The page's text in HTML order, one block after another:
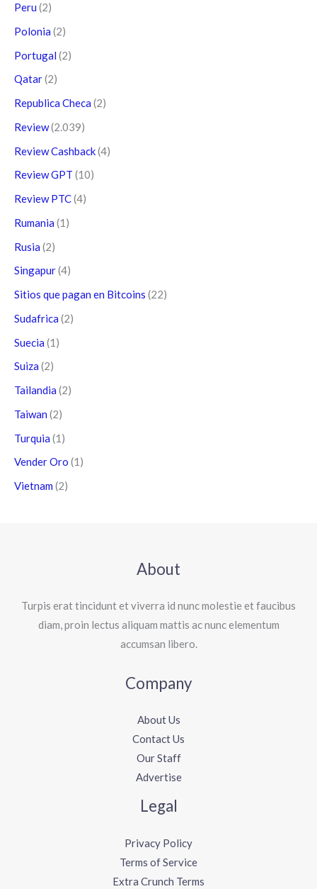
Peru (2)
Polonia (2)
Portugal (2)
Qatar(2)
Republica Checa (2)
Review(2.039)
Review Cashback(4)
Review GPT (10)
Review PTC(4)
Rumania (1)
Rusia (2)
Singapur(4)
Sitios que pagan en Bitcoins (22)
Sudafrica (2)
Suecia (1)
Suiza (2)
Tailandia (2)
Taiwan (2)
Turquia (1)
Vender Oro (1)
Vietnam (2)
About
Turpis erat tincidunt et viverra id nunc molestie et faucibus
diam, proin lectus aliquam mattis ac nunc elementum
accumsan libero.
Company
About Us
Contact Us
Our Staff
Advertise
Legal
Privacy Policy
Terms of Service
Extra Crunch Terms